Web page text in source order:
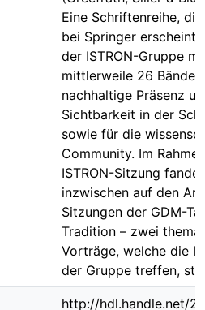
Eine Schriftenreihe,
bei Springer
der ISTRON-Gruppe
mittlerweile 26
nachhaltige Präsenz
Sichtbarkeit in der
sowie für die
Community. Im
ISTRON-Sitzung
inzwischen auf den
Sitzungen der GDM-
Tradition – zwei
Vorträge, welche die
der Gruppe treffen,
http://hdl.handle.net/